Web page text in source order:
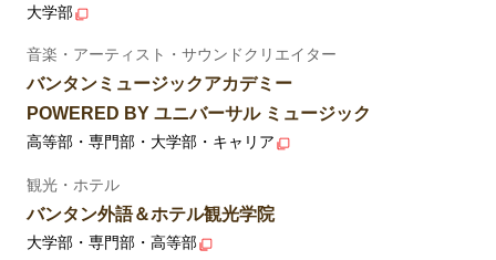
大学部
音楽・アーティスト・サウンドクリエイター
バンタンミュージックアカデミー
POWERED BY ユニバーサル ミュージック
高等部・専門部・大学部・キャリア
観光・ホテル
バンタン外語＆ホテル観光学院
大学部・専門部・高等部